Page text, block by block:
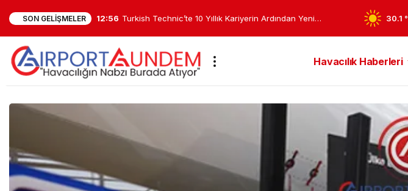
SON GELIŞMELER 12:56 Turkish Technic’te 10 Yıllık Kariyerin Ardından Yeni 30.1 °
Havacılık Haberleri